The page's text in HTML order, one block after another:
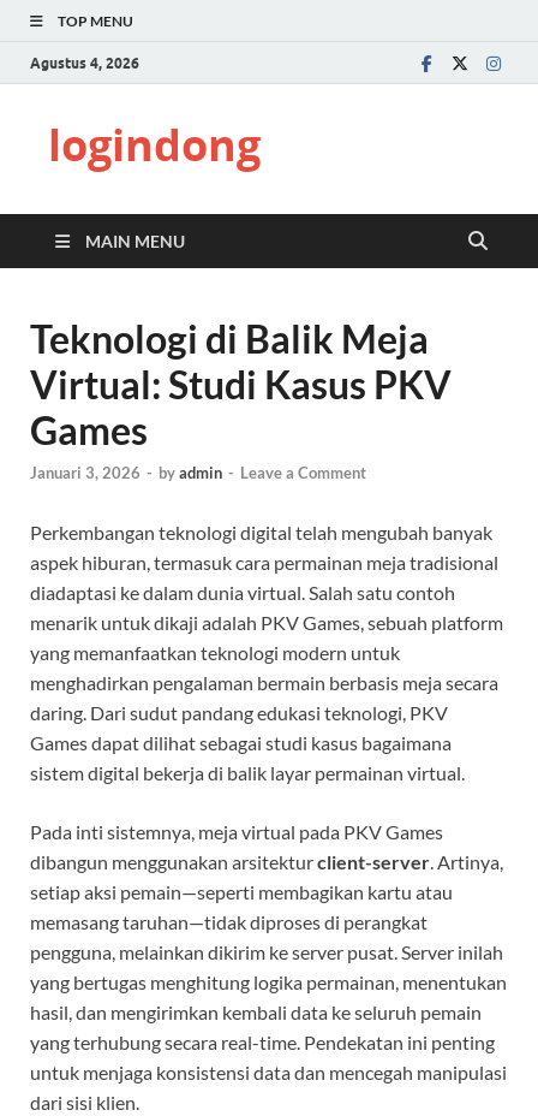
TOP MENU
Agustus 4, 2026
logindong
MAIN MENU
Teknologi di Balik Meja
Virtual: Studi Kasus PKV
Games
Januari 3, 2026 - byadmin - Leave a Comment
Perkembangan teknologi digital telah mengubah banyak
aspek hiburan, termasuk cara permainan meja tradisional
diadaptasi ke dalam dunia virtual. Salah satu contoh
menarik untuk dikaji adalah PKV Games, sebuah platform
yang memanfaatkan teknologi modern untuk
menghadirkan pengalaman bermain berbasis meja secara
daring. Dari sudut pandang edukasi teknologi, PKV
Games dapat dilihat sebagai studi kasus bagaimana
sistem digital bekerja di balik layar permainan virtual.
Pada inti sistemnya, meja virtual pada PKV Games
dibangun menggunakan arsitekturclient-server. Artinya,
setiap aksi pemain—seperti membagikan kartu atau
memasang taruhan—tidak diproses di perangkat
pengguna, melainkan dikirim ke server pusat. Server inilah
yang bertugas menghitung logika permainan, menentukan
hasil, dan mengirimkan kembali data ke seluruh pemain
yang terhubung secara real-time. Pendekatan ini penting
untuk menjaga konsistensi data dan mencegah manipulasi
dari sisi klien.